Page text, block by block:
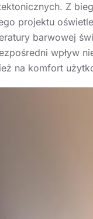
Z
projektu
barwowej
wpływ
na komfort